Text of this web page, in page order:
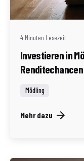
4 Minuten Lesezeit
Investieren in
Mödling
Mehr dazu